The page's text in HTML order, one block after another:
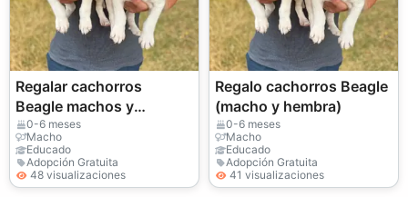
Regalar cachorros
Beagle machos y
hembras
0-6 meses
Macho
Educado
Adopción Gratuita
48 visualizaciones
Regalo cachorros Beagle
(macho y hembra)
0-6 meses
Macho
Educado
Adopción Gratuita
41 visualizaciones